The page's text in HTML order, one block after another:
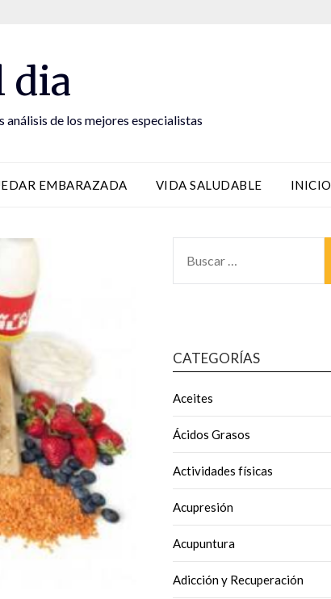
dia
análisis de los mejores especialistas
EMBARAZADA VIDA SALUDABLE INICIO
CATEGORÍAS
Aceites
Ácidos Grasos
Actividades físicas
Acupresión
Acupuntura
Adicción y Recuperación